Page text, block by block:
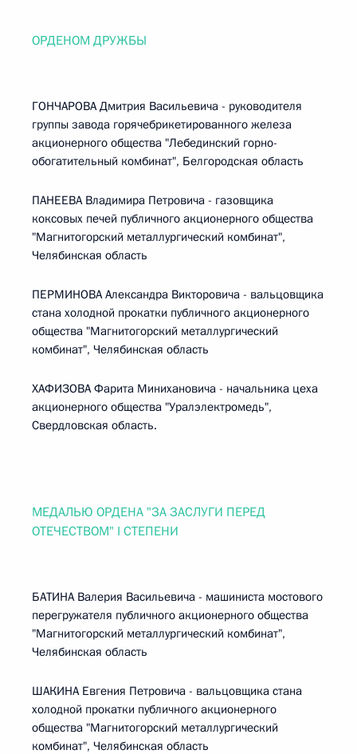
ОРДЕНОМ ДРУЖБЫ
ГОНЧАРОВА Дмитрия Васильевича - руководителя
группы завода горячебрикетированного железа
акционерного общества "Лебединский горно-
обогатительный комбинат", Белгородская область
ПАНЕЕВА Владимира Петровича - газовщика
коксовых печей публичного акционерного общества
"Магнитогорский металлургический комбинат",
Челябинская область
ПЕРМИНОВА Александра Викторовича - вальцовщика
стана холодной прокатки публичного акционерного
общества "Магнитогорский металлургический
комбинат", Челябинская область
ХАФИЗОВА Фарита Минихановича - начальника цеха
акционерного общества "Уралэлектромедь",
Свердловская область.
МЕДАЛЬЮ ОРДЕНА "ЗА ЗАСЛУГИ ПЕРЕД
ОТЕЧЕСТВОМ" I СТЕПЕНИ
БАТИНА Валерия Васильевича - машиниста мостового
перегружателя публичного акционерного общества
"Магнитогорский металлургический комбинат",
Челябинская область
ШАКИНА Евгения Петровича - вальцовщика стана
холодной прокатки публичного акционерного
общества "Магнитогорский металлургический
комбинат", Челябинская область